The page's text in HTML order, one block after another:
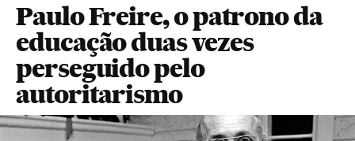
Paulo Freire, o patrono da
educação duas vezes
perseguido pelo
autoritarismo